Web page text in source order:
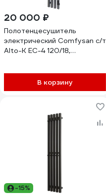
20 000 ₽
Полотенцесушитель
электрический Comfysan с/т
Alto-K EC-4 120/18,
В корзину
-15%